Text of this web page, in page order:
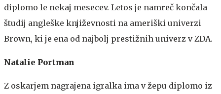
diplomo le nekaj mesecev. Letos je namreč končala
študij angleške književnosti na ameriški univerzi
Brown, ki je ena od najbolj prestižnih univerz v ZDA.
Natalie Portman
Z oskarjem nagrajena igralka ima v žepu diplomo iz